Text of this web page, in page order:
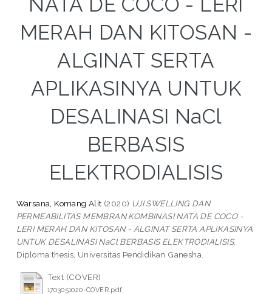
MERAH DAN KITOSAN -
ALGINAT SERTA
APLIKASINYA UNTUK
DESALINASI NaCl
BERBASIS
ELEKTRODIALISIS
Warsana, Komang Alit (2020) UJI SWELLING DAN
PERMEABILITAS MEMBRAN KOMBINASI NATA DE COCO -
LERI MERAH DAN KITOSAN - ALGINAT SERTA APLIKASINYA
UNTUK DESALINASI NaCl BERBASIS ELEKTRODIALISIS.
Diploma thesis, Universitas Pendidikan Ganesha.
Text (COVER)
1703051020-COVER.pdf